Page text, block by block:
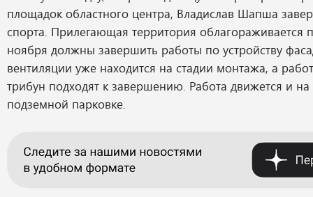
площадок областного центра, Владислав Шапша
спорта. Прилегающая территория облагораживается
ноября должны завершить работы по устройству
вентиляции уже находится на стадии монтажа, а
трибун подходят к завершению. Работа движется и
подземной парковке.